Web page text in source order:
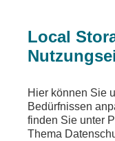
Ein Fehler
Die
Local
Hier können Sie
Bedürfnissen
finden Sie unter
Thema